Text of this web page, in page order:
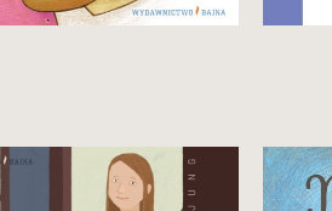
Zobacz i kup